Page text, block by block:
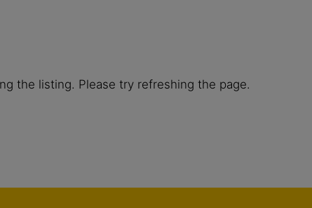
the listing. Please try refreshing the page.